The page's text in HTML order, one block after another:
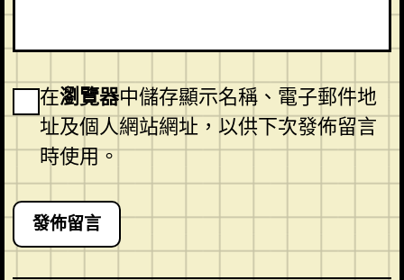
在瀏覽器中儲存顯示名稱、電子郵件地
址及個人網站網址，以供下次發佈留言
時使用。